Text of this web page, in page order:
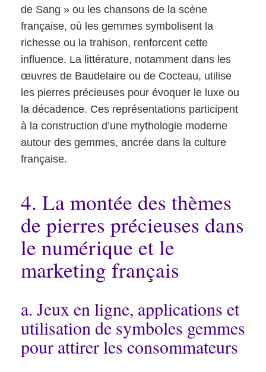
de Sang » ou les chansons de la scène
française, où les gemmes symbolisent la
richesse ou la trahison, renforcent cette
influence. La littérature, notamment dans les
œuvres de Baudelaire ou de Cocteau, utilise
les pierres précieuses pour évoquer le luxe ou
la décadence. Ces représentations participent
à la construction d’une mythologie moderne
autour des gemmes, ancrée dans la culture
française.
4. La montée des thèmes
de pierres précieuses dans
le numérique et le
marketing français
a. Jeux en ligne, applications et
utilisation de symboles gemmes
pour attirer les consommateurs